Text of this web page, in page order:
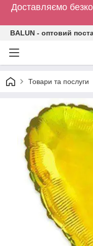
Доставляємо
BALUN - оптовий
Товари та послуги